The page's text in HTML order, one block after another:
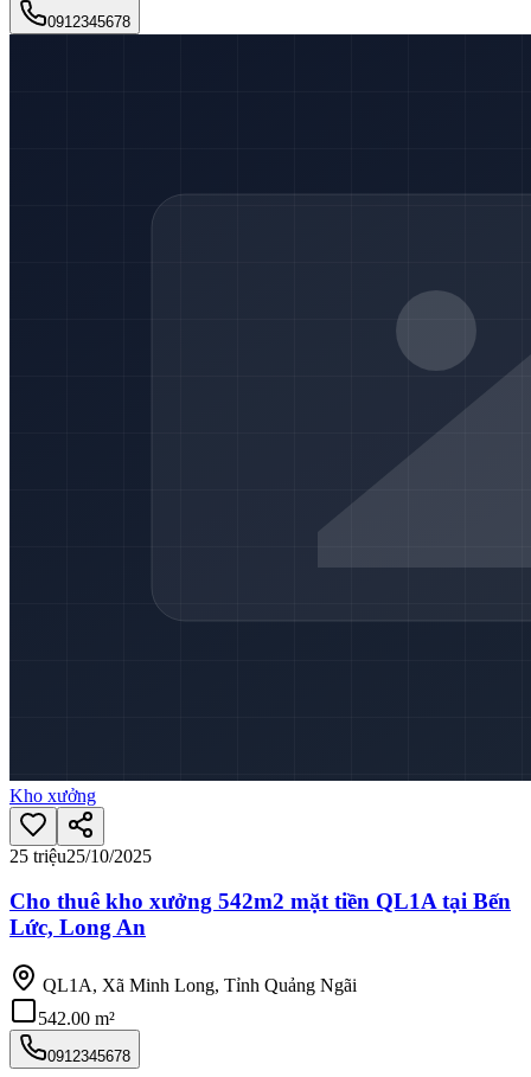
0912345678
Kho xưởng
25 triệu25/10/2025
Cho thuê kho xưởng 542m2 mặt tiền QL1A tại Bến
Lức, Long An
QL1A, Xã Minh Long, Tỉnh Quảng Ngãi
542.00 m²
0912345678